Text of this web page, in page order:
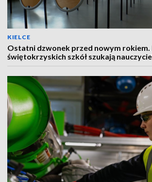
KIELCE
Ostatni dzwonek przed nowym
świętokrzyskich szkół szukają